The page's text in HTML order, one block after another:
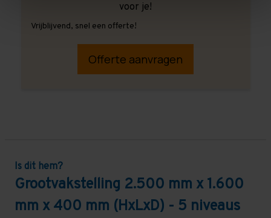
voor je!
Vrijblijvend, snel een offerte!
Offerte aanvragen
Is dit hem?
Grootvakstelling 2.500 mm x 1.600
mm x 400 mm (HxLxD) - 5 niveaus